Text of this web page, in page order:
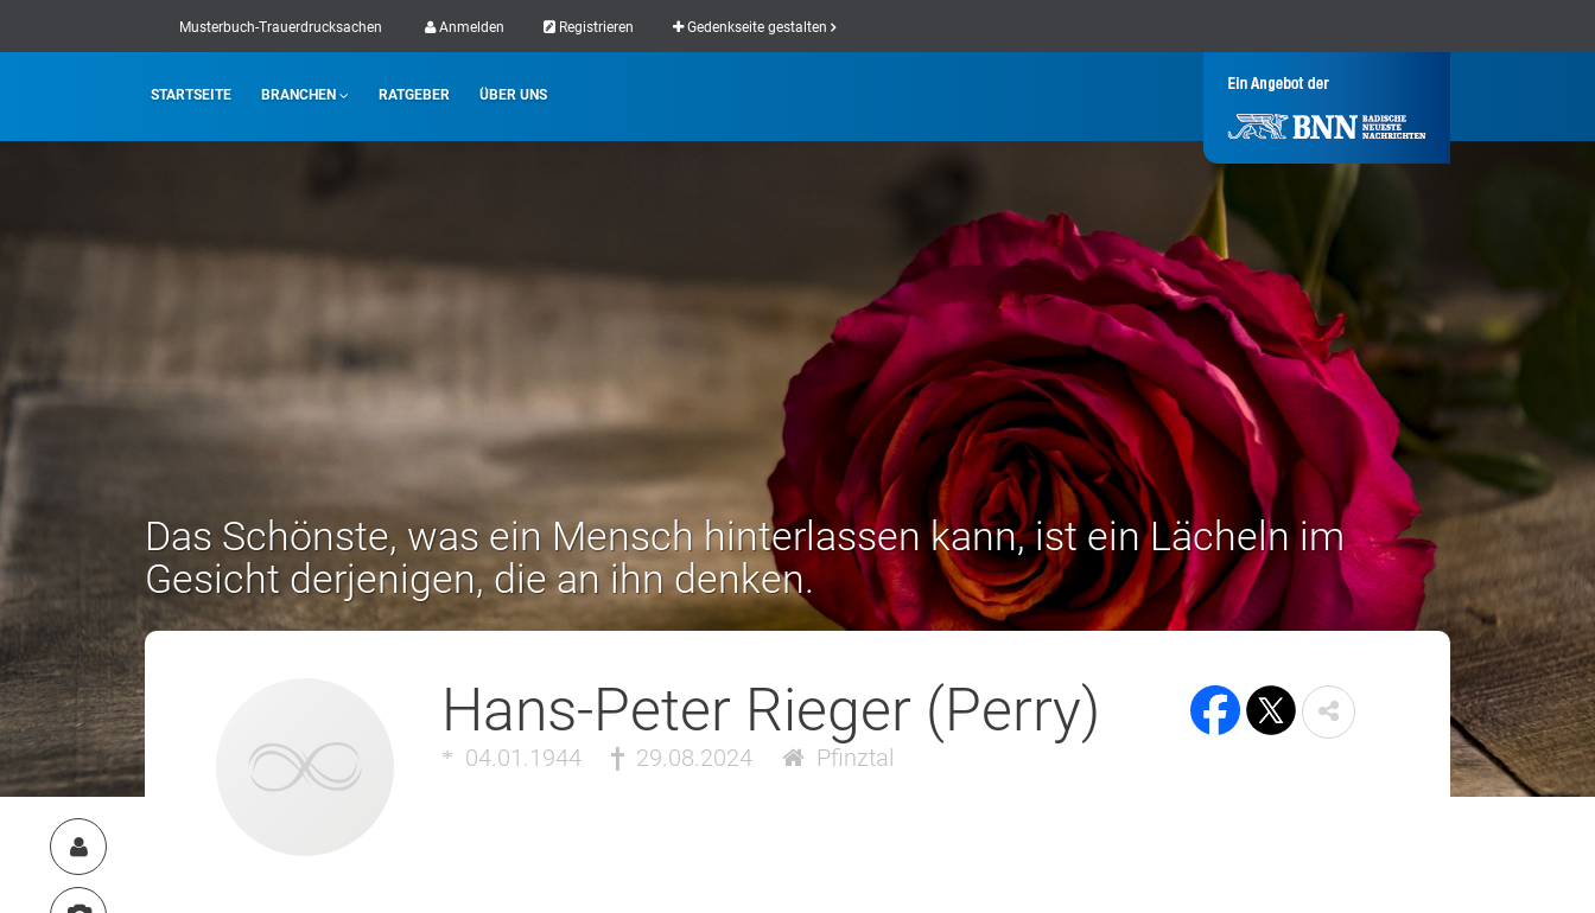
Musterbuch-Trauerdrucksachen Anmelden Registrieren Gedenkseite gestalten
STARTSEITE BRANCHEN RATGEBER ÜBER UNS
Das Schönste, was ein Mensch hinterlassen kann, ist ein Lächeln im
Gesicht derjenigen, die an ihn denken.
Hans-Peter Rieger (Perry)
04.01.1944 29.08.2024 Pfinztal